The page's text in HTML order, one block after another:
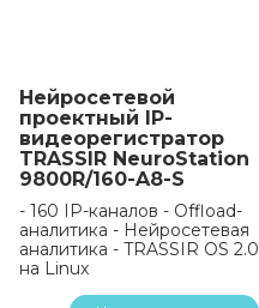
Нейросетевой
проектный IP-
видеорегистратор
TRASSIR NeuroStation
9800R/160-A8-S
- 160 IP-каналов - Offload-
аналитика - Нейросетевая
аналитика - TRASSIR OS 2.0
на Linux